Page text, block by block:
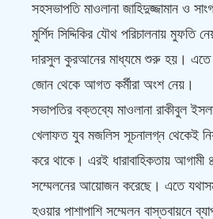
সহসভাপতি মাওলানা জাহিদুজ্জামান ও
মুর্শিদ সিদ্দিকির যৌথ পরিচালনায় মুফতি
দারসুল কুরআনের মাধ্যমে শুরু হয়। এতে
জোন থেকে আগত কর্মীরা অংশ নেয়।
সভাপতির বক্তব্যে মাওলানা রাকীবুল
খেলাফত যুব মজলিস সূচনালগ্ন থেকেই
করে থাকে। এরই ধারাবাহিকতায় আগামী
সম্মেলনের আয়োজন করেছে। এতে
হওয়ার পাশাপাশি সম্মেলন বাস্তবায়নে